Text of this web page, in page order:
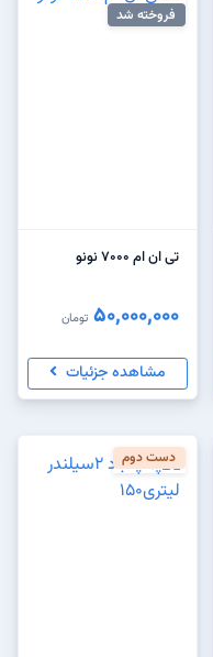
فروخته شد
تی ان ام 7000 نونو
50,000,000 تومان
مشاهده جزئیات
دست دوم